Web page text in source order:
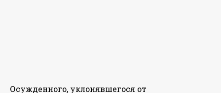
Осужденного, уклонявшегося от